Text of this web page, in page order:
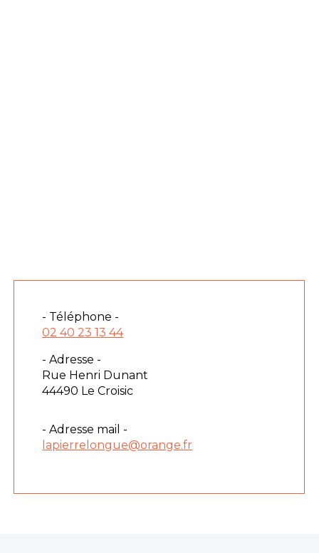
- Téléphone -
02 40 23 13 44
- Adresse -
Rue Henri Dunant
44490 Le Croisic
- Adresse mail -
lapierrelongue@orange.fr